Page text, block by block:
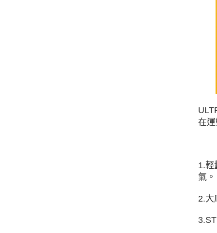
在
1.輕
氣。
2.大